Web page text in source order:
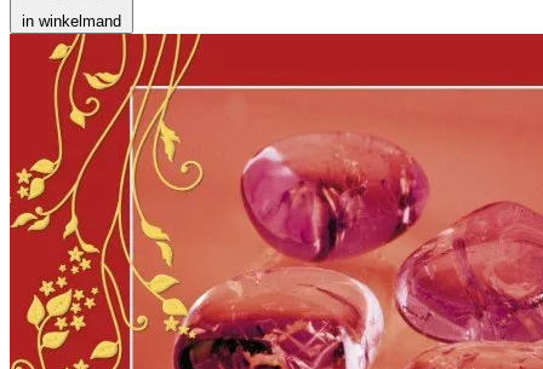
in winkelmand